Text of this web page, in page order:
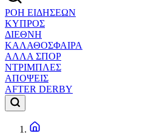
ΡΟΗ ΕΙΔΗΣΕΩΝ
ΚΥΠΡΟΣ
ΔΙΕΘΝΗ
ΚΑΛΑΘΟΣΦΑΙΡΑ
ΑΛΛΑ ΣΠΟΡ
ΝΤΡΙΜΠΛΕΣ
ΑΠΟΨΕΙΣ
AFTER DERBY